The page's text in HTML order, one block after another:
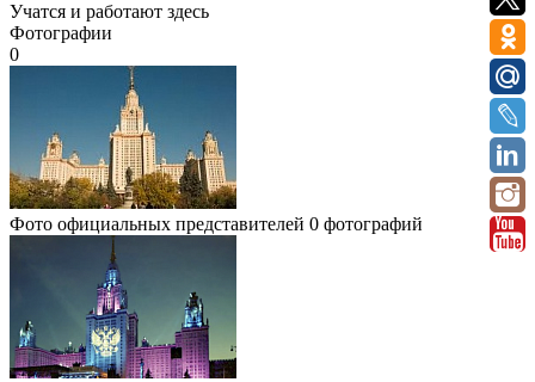
Учатся и работают здесь
Фотографии
0
Фото официальных представителей 0 фотографий